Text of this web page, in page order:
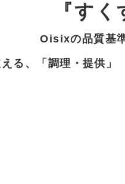
『す
Oisixの品質基
る、「調理・提供」